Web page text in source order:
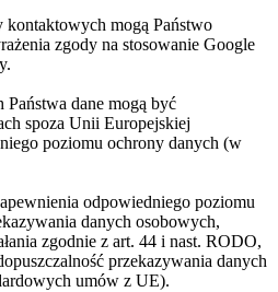
kontaktowych mogą Państwo
zgody na stosowanie Google
dane mogą być
spoza Unii Europejskiej
poziomu ochrony danych (w
odpowiedniego poziomu
danych osobowych,
zgodnie z art. 44 i nast. RODO,
przekazywania danych
umów z UE).